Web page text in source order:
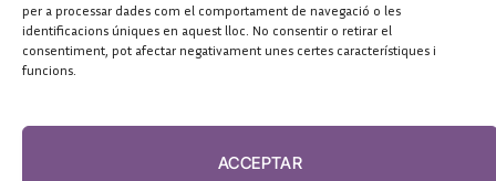
per a processar dades com el comportament de navegació o les
identificacions úniques en aquest lloc. No consentir o retirar el
consentiment, pot afectar negativament unes certes característiques i
funcions.
ACCEPTAR